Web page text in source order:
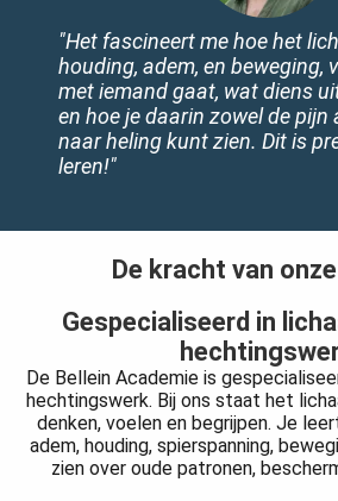
"Het fascineert me hoe het
houding, adem, en beweging,
met iemand gaat, wat diens
en hoe je daarin zowel de pijn
naar heling kunt zien. Dit is
leren!"
De kracht van
Gespecialiseerd in
De Bellein Academie is
hechtingswerk. Bij ons staat het
denken, voelen en begrijpen. Je
adem, houding, spierspanning,
zien over oude patronen,